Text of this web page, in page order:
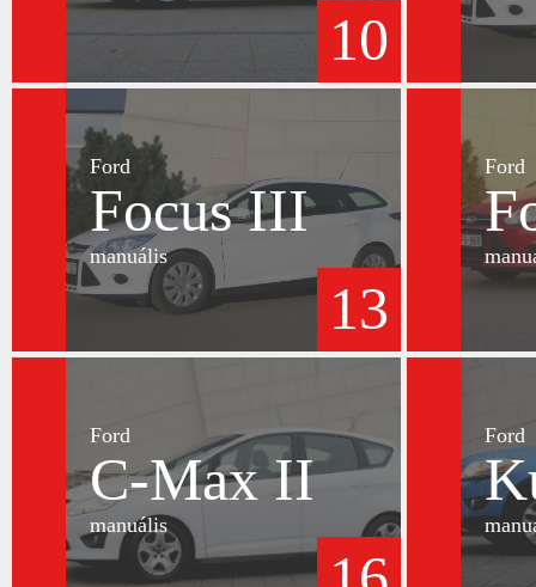
10
Ford
Focus III
manuális
13
Ford
Ford
C-Max II
manuális
Ford